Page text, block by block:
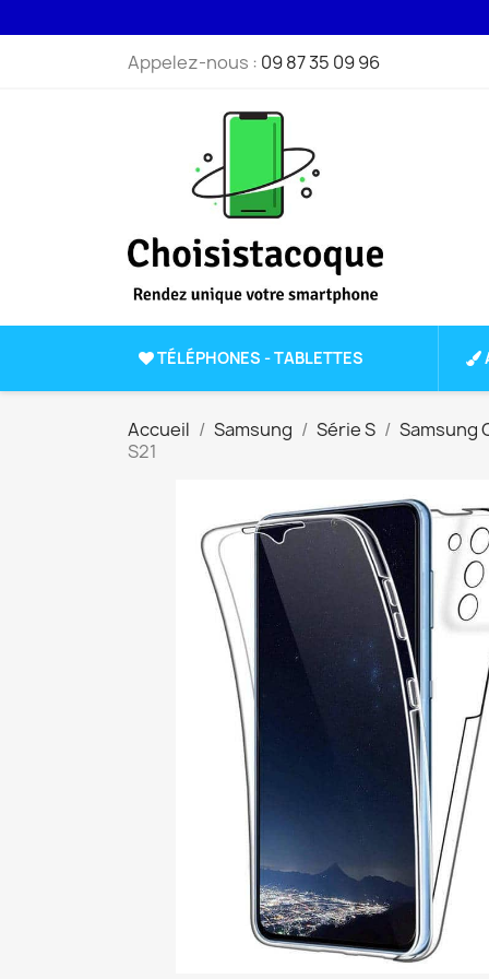
Appelez-nous : 09 87 35 09 96
TÉLÉPHONES - TABLETTES
Accueil Samsung Série S
Samsung
S21